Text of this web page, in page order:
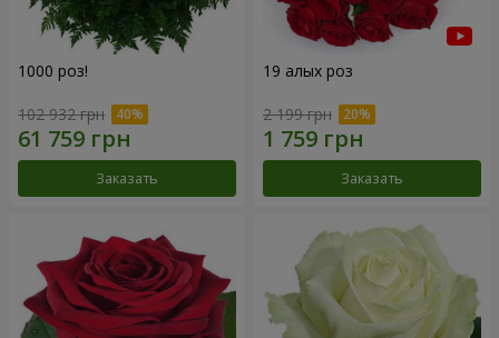
1000 роз!
102 932 грн
Заказать
19 алых роз
2 199 грн
Заказать